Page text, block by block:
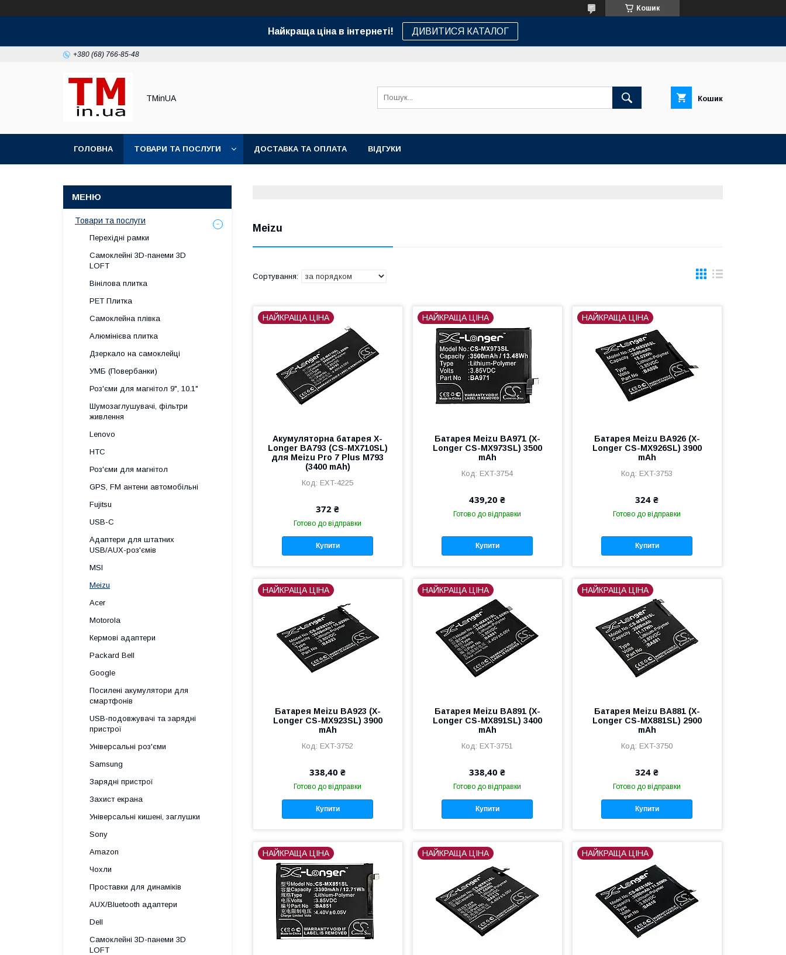
Кошик
Найкраща ціна в інтернеті! ДИВИТИСЯ КАТАЛОГ
+380 (68) 766-85-48
TMinUA Кошик
ГОЛОВНА ТОВАРИ ТА ПОСЛУГИ ДОСТАВКА ТА ОПЛАТА ВІДГУКИ
Meizu
НАЙКРАЩА ЦІНА
Акумуляторна батарея X-
Longer BA793 (CS-MX710SL)
для Meizu Pro 7 Plus M793
(3400 mAh)
EXT-4225
372 ₴
Готово до відправки
Купити
НАЙКРАЩА ЦІНА
Батарея Meizu BA971 (X-
Longer CS-MX973SL) 3500
mAh
EXT-3754
439,20 ₴
Готово до відправки
Купити
НАЙКРАЩА ЦІНА
Батарея Meizu BA926 (X-
Longer CS-MX926SL) 3900
mAh
EXT-3753
324 ₴
Готово до відправки
Купити
НАЙКРАЩА ЦІНА
Батарея Meizu BA923 (X-
Longer CS-MX923SL) 3900
mAh
EXT-3752
338,40 ₴
Готово до відправки
Купити
НАЙКРАЩА ЦІНА
Батарея Meizu BA891 (X-
Longer CS-MX891SL) 3400
mAh
EXT-3751
338,40 ₴
Готово до відправки
Купити
НАЙКРАЩА ЦІНА
Батарея Meizu BA881 (X-
Longer CS-MX881SL) 2900
mAh
EXT-3750
324 ₴
Готово до відправки
Купити
НАЙКРАЩА ЦІНА НАЙКРАЩА ЦІНА НАЙКРАЩА ЦІНА
Товари та послуги
Перехідні рамки
Самоклейні 3D-панеми 3D
LOFT
Вінілова плитка
PET Плитка
Самоклейна плівка
Алюмінієва плитка
Дзеркало на самоклейці
УМБ (Повербанки)
Роз'єми для магнітол 9", 10.1"
Шумозаглушувачі, фільтри
живлення
Lenovo
HTC
Роз'єми для магнітол
GPS, FM антени автомобільні
Fujitsu
USB-C
Адаптери для штатних
USB/AUX-роз'ємів
MSI
Meizu
Acer
Motorola
Кермові адаптери
Packard Bell
Google
Посилені акумулятори для
смартфонів
USB-подовжувачі та зарядні
пристрої
Універсальні роз'єми
Samsung
Зарядні пристрої
Захист екрана
Універсальні кишені, заглушки
Sony
Amazon
Чохли
Проставки для динаміків
AUX/Bluetooth адаптери
Dell
Самоклейні 3D-панеми 3D
LOFT